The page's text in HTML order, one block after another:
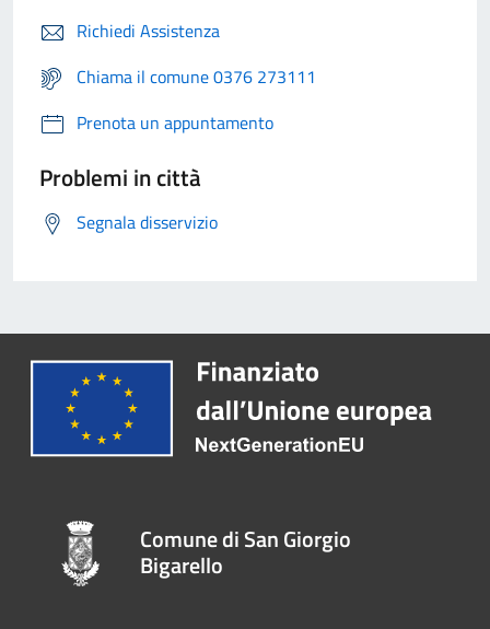
Richiedi Assistenza
Chiama il comune 0376 273111
Prenota un appuntamento
Problemi in città
Segnala disservizio
Comune di San Giorgio
Bigarello